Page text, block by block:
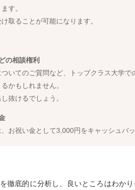
す。
取ることが可能になります。
の相談権利
いてのご質問など、トップクラス大学で
かもしれません。
抜けるでしょう。
お祝い金として3,000円をキャッシュバッ
徹底的に分析し、良いところはわか